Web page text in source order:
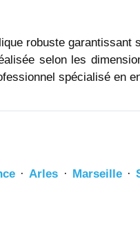
robuste
selon les
spécialisé en
·Arles · Marseille·